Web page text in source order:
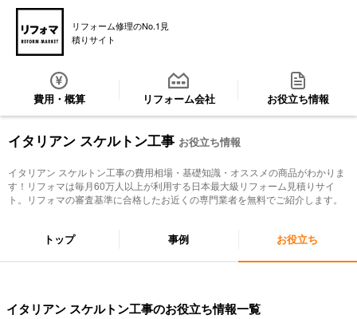
リフォーム修理のNo.1見
積りサイト
費用・概算 リフォーム会社 お役立ち情報
イタリアン スケルトン工事 お役立ち情報
イタリアン スケルトン工事の費用相場・基礎知識・オススメの商品がわかりま
す！リフォマは毎月60万人以上が利用する日本最大級リフォーム見積りサイ
ト。リフォマの審査基準に合格したお近くの専門業者を無料でご紹介します。
トップ 事例 お役立ち
イタリアン スケルトン工事のお役立ち情報一覧